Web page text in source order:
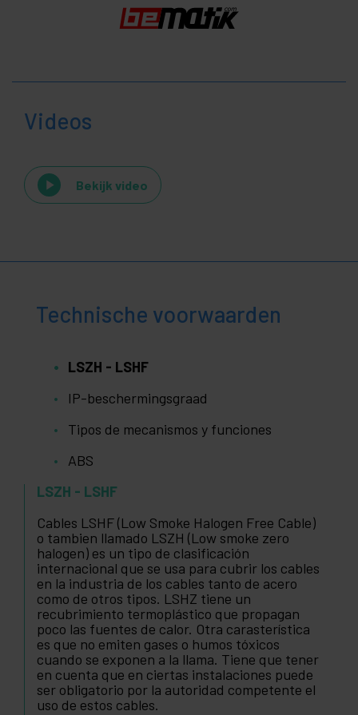
Videos
Bekijk video
Technische voorwaarden
LSZH - LSHF
IP-beschermingsgraad
Tipos de mecanismos y funciones
ABS
LSZH - LSHF
Cables LSHF (Low Smoke Halogen Free Cable)
o tambien llamado LSZH (Low smoke zero
halogen) es un tipo de clasificación
internacional que se usa para cubrir los cables
en la industria de los cables tanto de acero
como de otros tipos. LSHZ tiene un
recubrimiento termoplástico que propagan
poco las fuentes de calor. Otra carasterística
es que no emiten gases o humos tóxicos
cuando se exponen a la llama. Tiene que tener
en cuenta que en ciertas instalaciones puede
ser obligatorio por la autoridad competente el
uso de estos cables.